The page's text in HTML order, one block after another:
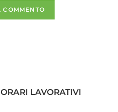
ORARI LAVORATIVI